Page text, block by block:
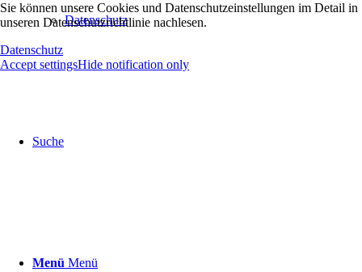
Datenschutz
Suche
Menü Menü
Sie können unsere Cookies und Datenschutzeinstellungen im Detail in
unseren Datenschutzrichtlinie nachlesen.
Datenschutz
Accept settingsHide notification only